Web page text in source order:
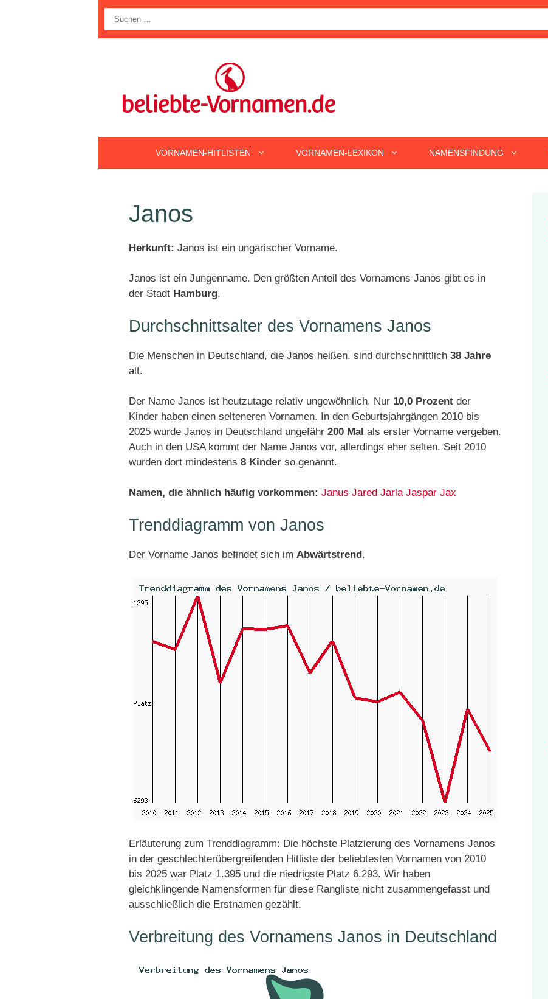
nach:
VORNAMEN-HITLISTEN VORNAMEN-LEXIKON NAMENSFINDUNG
Janos
Herkunft: Janos ist ein ungarischer Vorname.
Janos ist ein Jungenname. Den größten Anteil des Vornamens Janos gibt es in
der Stadt Hamburg.
Durchschnittsalter des Vornamens Janos
Die Menschen in Deutschland, die Janos heißen, sind durchschnittlich 38 Jahre
alt.
Der Name Janos ist heutzutage relativ ungewöhnlich. Nur 10,0 Prozent der
Kinder haben einen selteneren Vornamen. In den Geburtsjahrgängen 2010 bis
2025 wurde Janos in Deutschland ungefähr 200 Mal als erster Vorname vergeben.
Auch in den USA kommt der Name Janos vor, allerdings eher selten. Seit 2010
wurden dort mindestens 8 Kinder so genannt.
Namen, die ähnlich häufig vorkommen: Janus Jared Jarla Jaspar Jax
Trenddiagramm von Janos
Der Vorname Janos befindet sich im Abwärtstrend.
Erläuterung zum Trenddiagramm: Die höchste Platzierung des Vornamens Janos
in der geschlechterübergreifenden Hitliste der beliebtesten Vornamen von 2010
bis 2025 war Platz 1.395 und die niedrigste Platz 6.293. Wir haben
gleichklingende Namensformen für diese Rangliste nicht zusammengefasst und
ausschließlich die Erstnamen gezählt.
Verbreitung des Vornamens Janos in Deutschland